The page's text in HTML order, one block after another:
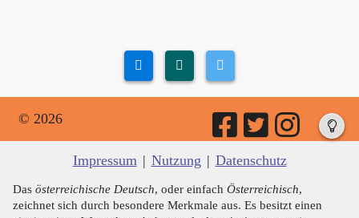
© 2026
Impressum | Nutzung | Datenschutz
Das österreichische Deutsch, oder einfach Österreichisch,
zeichnet sich durch besondere Merkmale aus. Es besitzt einen